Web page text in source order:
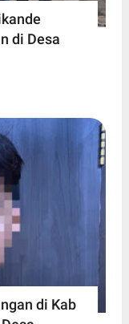
di Desa
di Kab